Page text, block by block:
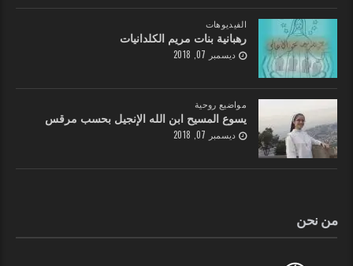
الفيديوهات
رهبانية بنات مريم الكلدانيات
ديسمبر 07, 2018
مواضيع روحية
يسوع المسيح ابن الله الإنجيل بحسب مرقس
ديسمبر 07, 2018
من نحن